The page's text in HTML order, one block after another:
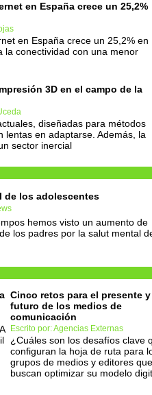
en España crece un 25,2%
en España crece un 25,2% en
la conectividad con una menor
3D en el campo de la
diseñadas para métodos
lentas en adaptarse. Además, la
sector inercial
de los adolescentes
hemos visto un aumento de
los padres por la salut mental
Cinco retos para el presente y
futuro de los medios de
comunicación
Escrito por: Agencias Externas
¿Cuáles son los desafíos clave
configuran la hoja de ruta para
grupos de medios y editores que
buscan optimizar su modelo